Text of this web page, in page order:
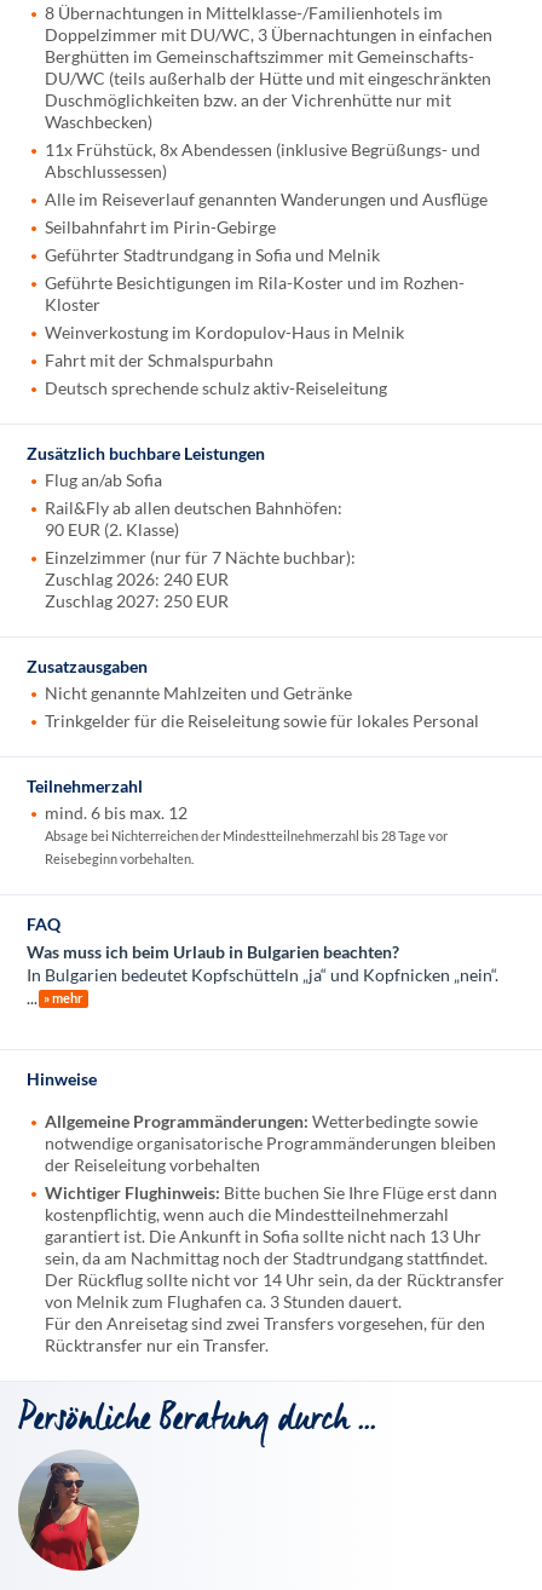
8 Übernachtungen in Mittelklasse-/Familienhotels im
Doppelzimmer mit DU/WC, 3 Übernachtungen in einfachen
Berghütten im Gemeinschaftszimmer mit Gemeinschafts-
DU/WC (teils außerhalb der Hütte und mit eingeschränkten
Duschmöglichkeiten bzw. an der Vichrenhütte nur mit
Waschbecken)
11x Frühstück, 8x Abendessen (inklusive Begrüßungs- und
Abschlussessen)
Alle im Reiseverlauf genannten Wanderungen und Ausflüge
Seilbahnfahrt im Pirin-Gebirge
Geführter Stadtrundgang in Sofia und Melnik
Geführte Besichtigungen im Rila-Koster und im Rozhen-
Kloster
Weinverkostung im Kordopulov-Haus in Melnik
Fahrt mit der Schmalspurbahn
Deutsch sprechende schulz aktiv-Reiseleitung
Zusätzlich buchbare Leistungen
Flug an/ab Sofia
Rail&Fly ab allen deutschen Bahnhöfen:
90 EUR (2. Klasse)
Einzelzimmer (nur für 7 Nächte buchbar):
Zuschlag 2026: 240 EUR
Zuschlag 2027: 250 EUR
Zusatzausgaben
Nicht genannte Mahlzeiten und Getränke
Trinkgelder für die Reiseleitung sowie für lokales Personal
Teilnehmerzahl
mind. 6 bis max. 12
Absage bei Nichterreichen der Mindestteilnehmerzahl bis 28 Tage vor
Reisebeginn vorbehalten.
FAQ
Was muss ich beim Urlaub in Bulgarien beachten?
In Bulgarien bedeutet Kopfschütteln „ja“ und Kopfnicken „nein“.
... » mehr
Hinweise
Allgemeine Programmänderungen:Wetterbedingte sowie
notwendige organisatorische Programmänderungen bleiben
der Reiseleitung vorbehalten
Wichtiger Flughinweis: Bitte buchen Sie Ihre Flüge erst dann
kostenpflichtig, wenn auch die Mindestteilnehmerzahl
garantiert ist. Die Ankunft in Sofia sollte nicht nach 13 Uhr
sein, da am Nachmittag noch der Stadtrundgang stattfindet.
Der Rückflug sollte nicht vor 14 Uhr sein, da der Rücktransfer
von Melnik zum Flughafen ca. 3 Stunden dauert.
Für den Anreisetag sind zwei Transfers vorgesehen, für den
Rücktransfer nur ein Transfer.
Persönliche Beratung durch ...